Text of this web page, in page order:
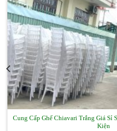
Cung Cấp Ghế Chiavari Trắng Giá Sỉ
Kiện